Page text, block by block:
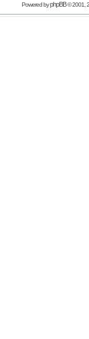
Powered byphpBB© 2001,